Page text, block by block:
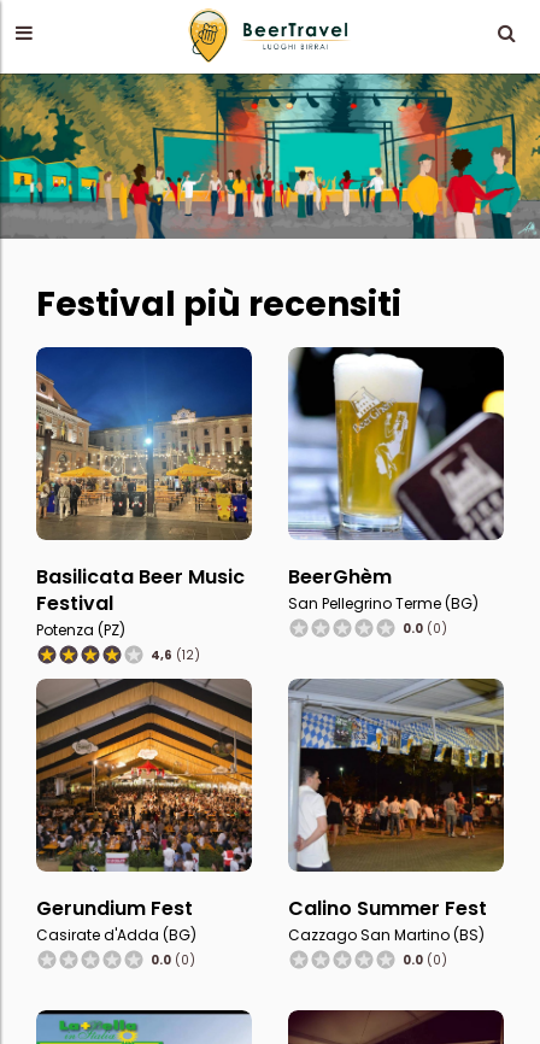
Festival più recensiti
Basilicata Beer Music
Festival
Potenza (PZ)
4,6 (12)
BeerGhèm
San Pellegrino Terme (BG)
0.0 (0)
Gerundium Fest
Casirate d'Adda (BG)
0.0 (0)
Calino Summer Fest
Cazzago San Martino (BS)
0.0 (0)